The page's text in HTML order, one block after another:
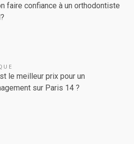
faire confiance à un orthodontiste
le meilleur prix pour un
sur Paris 14 ?